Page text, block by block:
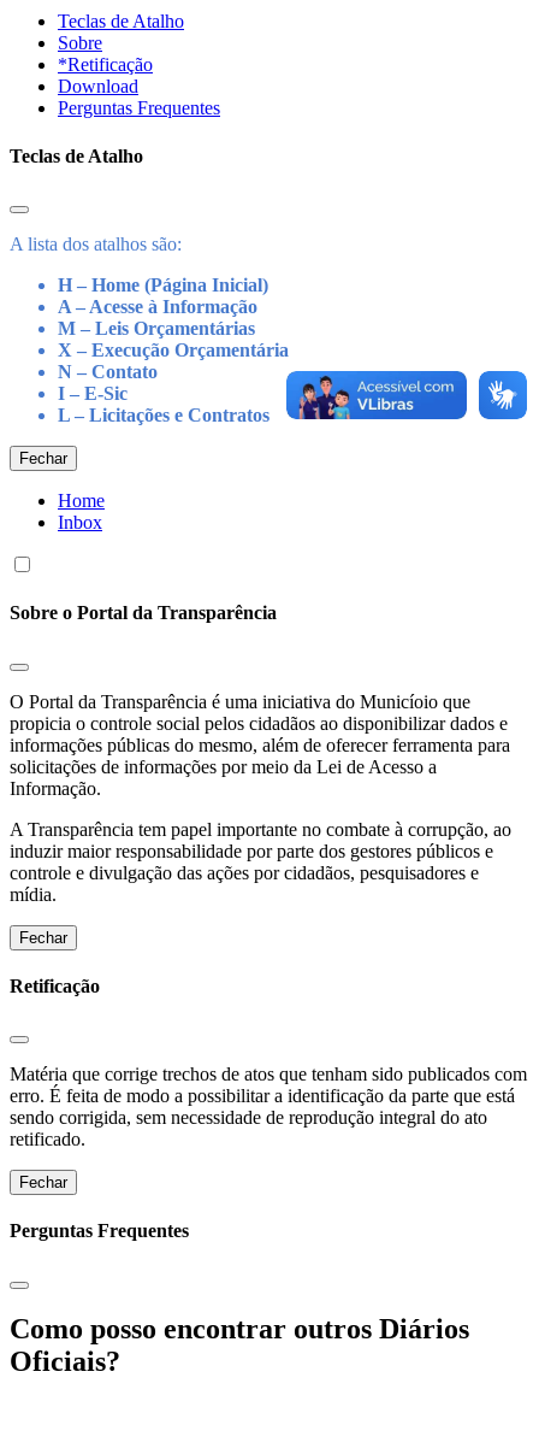
Teclas de Atalho
Sobre
*Retificação
Download
Perguntas Frequentes
Teclas de Atalho
A lista dos atalhos são:
H – Home (Página Inicial)
A – Acesse à Informação
M – Leis Orçamentárias
X – Execução Orçamentária
N – Contato
I – E-Sic
L – Licitações e Contratos
Fechar
Home
Inbox
Sobre o Portal da Transparência
O Portal da Transparência é uma iniciativa do Municíoio que
propicia o controle social pelos cidadãos ao disponibilizar dados e
informações públicas do mesmo, além de oferecer ferramenta para
solicitações de informações por meio da Lei de Acesso a
Informação.
A Transparência tem papel importante no combate à corrupção, ao
induzir maior responsabilidade por parte dos gestores públicos e
controle e divulgação das ações por cidadãos, pesquisadores e
mídia.
Fechar
Retificação
Matéria que corrige trechos de atos que tenham sido publicados com
erro. É feita de modo a possibilitar a identificação da parte que está
sendo corrigida, sem necessidade de reprodução integral do ato
retificado.
Fechar
Perguntas Frequentes
Como posso encontrar outros Diários
Oficiais?